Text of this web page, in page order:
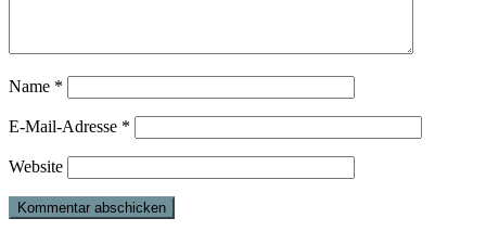
Name *
E-Mail-Adresse *
Website